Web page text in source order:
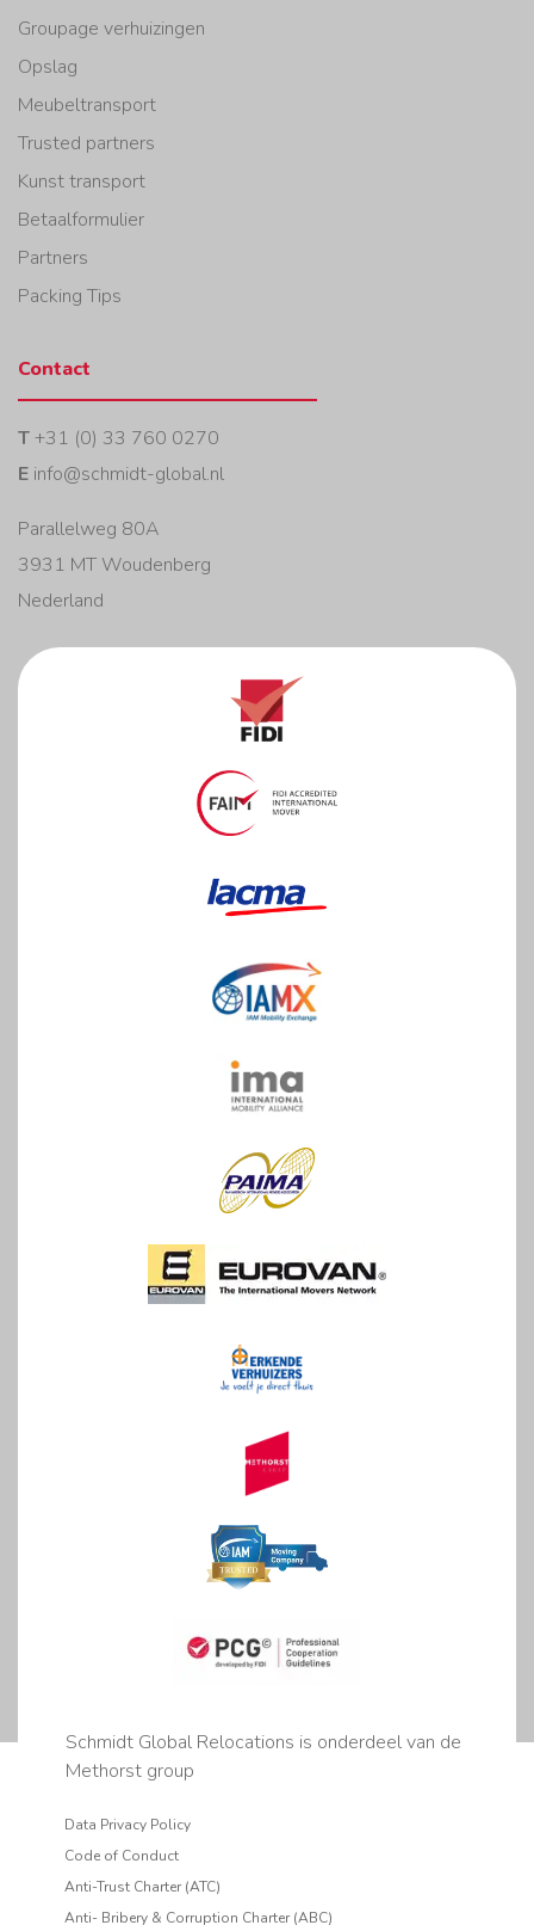
Groupage verhuizingen
Opslag
Meubeltransport
Trusted partners
Kunst transport
Betaalformulier
Partners
Packing Tips
Contact
T+31 (0) 33 760 0270
E info@schmidt-global.nl
Parallelweg 80A
3931 MT Woudenberg
Nederland
Schmidt Global Relocations is onderdeel van de
Methorst group
Data Privacy Policy
Code of Conduct
Anti-Trust Charter (ATC)
Anti- Bribery & Corruption Charter (ABC)